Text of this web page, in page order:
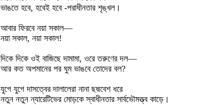
ভাঙতে হবে, হবেই হবে -পরাধীনতার শৃঙ্খল।
আবার ফিরবে নয়া সকাল—
নয়া সকাল, নয়া সকাল!
দিকে দিকে ওই বাজিছে দামামা, ওরে তরুণের দল—
আর কত অপমানের পর ঘুম ভাঙবে তোদের বল?
যুগে যুগে দাসত্বের দালালেরা নানা ছদ্মবেশ ধরে
নতুন নতুন ন্যারেটিভের মোড়কে স্বাধীনতার সার্বভৌমত্ত্ব কাড়ে।